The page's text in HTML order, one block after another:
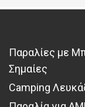
Παραλίες με
Σημαίες
Camping